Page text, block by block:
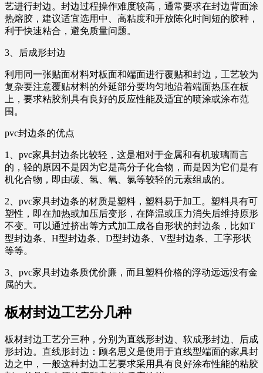
艺进行封边。封边过程操作难度较高，通常要求在封边背面涂
热熔胶，建议适宜选用中、高粘度和开放陈化时间短的胶种，
利于快速粘合，避免质量问题。
3、后成形封边
利用同一张贴面材料对板面和端面进行覆贴和封边，工艺较为
复杂要注意覆贴材料的外延部分要均匀地沿着端面热压在板
上，要求粘胶剂具有良好的反应性能及适宜的喷涂或涂布范
围。
pvc封边条的优点
1、pvc家具封边条比较轻，这是相对于金属和有机玻璃而言
的，轻的原因不是因为它是高分子化合物，而是因为它们是有
机化合物，即由碳、氢、氧、氯等较轻的元素组成的。
2、pvc家具封边条的材质是塑料，塑料易于加工。塑料具有可
塑性，即在加热或加压后变形，在降温或压力消失后维持原形
不变。可以通过挤出等方式加工成各自形状的封边条，比如T
型封边条、H型封边条、D型封边条、V型封边条、工字形状
等等。
3、pvc家具封边条质优价廉，而且塑料价格的浮动远远没有金
属的大。
板材封边工艺分几种
板材封边工艺分三种，分别为直线形封边、软成形封边、后成
形封边。直线形封边：顾名思义是使用于直线型端面的家具封
边之中，一般这种封边工艺要求采用具有良好涂布性能的粘胶